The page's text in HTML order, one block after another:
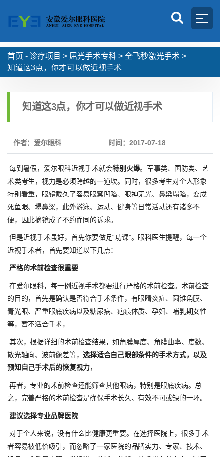
首页 - 诊疗项目 > 屈光手术专科 > 全飞秒激光手术 >
知道这3点，你才可以做近视手术
知道这3点，你才可以做近视手术
作者：爱尔眼科 时间：2017-07-18
每到暑假，爱尔眼科近视手术就会特别火爆。军事类、国防类、艺
术类考生，视力是必须跨越的一道坎。同时，很多考生对个人形象
特别看重，眼镜戴久了容易眼窝凹陷、眼神无光、鼻梁塌陷，变成
死鱼眼、塌鼻梁，此外游泳、运动、健身等日常活动还有诸多不
便，因此摘镜成了不约而同的诉求。
但是近视手术虽好，首先你要做足“功课”。眼科医生提醒，每一个
近视手术者，首先要知道以下几点：
严格的术前检查很重要
在爱尔眼科，每一例近视手术都要进行严格的术前检查。术前检查
的目的，首先是确认是否符合手术条件，有眼睛炎症、圆锥角膜、
青光眼、严重眼底疾病以及糖尿病、疤痕体质、孕妇、哺乳期女性
等，暂不适合手术，
其次，根据详细的术前检查结果，如角膜厚度、角膜曲率、度数、
散光轴向、波前像差等， 选择适合自己眼部条件的手术方式，以及
预知自己手术后的恢复视力，
再者，专业的术前检查还能筛查其他眼病，特别是眼底疾病。总
之，完善严格的术前检查是确保手术长久、有效不可或缺的一环。
建议选择专业品牌医院
对于个人来说，没有什么比健康更重要。在选择医院上，很多手术
者容易被低价吸引，而忽略了一家医院的品牌实力、专家、技术、